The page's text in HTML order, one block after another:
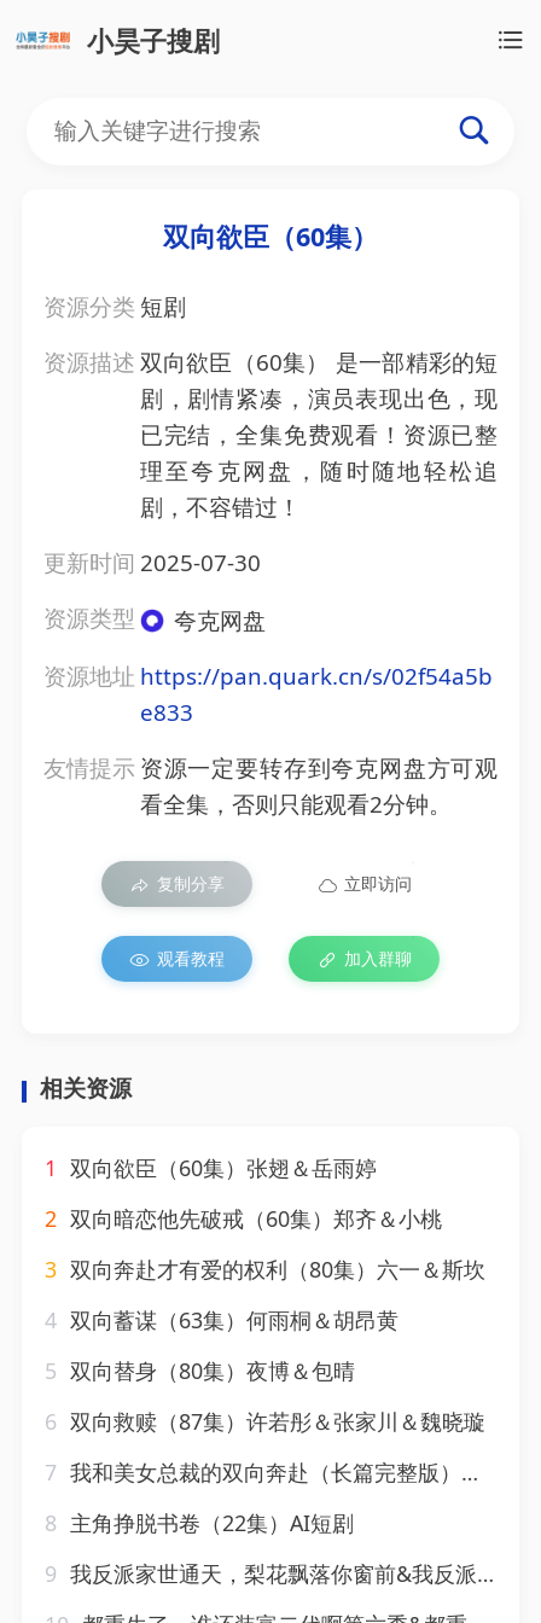
小昊子搜剧
双向欲臣（60集）
资源分类 短剧
资源描述双向欲臣（60集） 是一部精彩的短
剧，剧情紧凑，演员表现出色，现
已完结，全集免费观看！资源已整
理至夸克网盘，随时随地轻松追
剧，不容错过！
更新时间 2025-07-30
资源类型
夸克网盘
资源地址 https://pan.quark.cn/s/02f54a5b
e833
友情提示 资源一定要转存到夸克网盘方可观
看全集，否则只能观看2分钟。
复制分享 立即访问
观看教程 加入群聊
相关资源
1 双向欲臣（60集）张翅＆岳雨婷
2 双向暗恋他先破戒（60集）郑齐＆小桃
3 双向奔赴才有爱的权利（80集）六一＆斯坎
4 双向蓄谋（63集）何雨桐＆胡昂黄
5 双向替身（80集）夜博＆包晴
6 双向救赎（87集）许若彤＆张家川＆魏晓璇
7 我和美女总裁的双向奔赴（长篇完整版）擦边剧
8 主角挣脱书卷（22集）AI短剧
9 我反派家世通天，梨花飘落你窗前&我反派家世通天梨花飘落你窗前（60集）AI短剧